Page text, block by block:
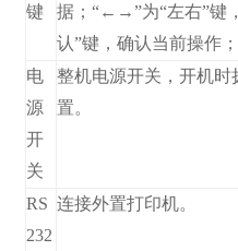
键
据；“←→”为“左右”键
认”键，确认当前操作
电
源
开
关
整机电源开关，开机时
置。
RS
232
连接外置打印机。